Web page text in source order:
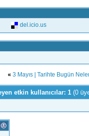
del.icio.us
« 3 Mayıs | Tarihte Bugün
etkin kullanıcılar: 1 (0